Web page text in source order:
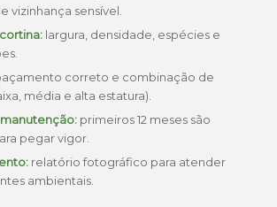
vizinhança sensível.
largura, densidade, espécies e
correto e combinação de
média e alta estatura).
primeiros 12 meses são
pegar vigor.
relatório fotográfico para atender
ambientais.